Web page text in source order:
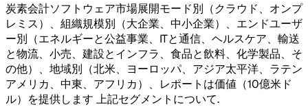
炭素会計ソフトウェア市場展開モード別（クラウド、オンプ
レミス）、組織規模別（大企業、中小企業）、エンドユーザ
ー別（エネルギーと公益事業、ITと通信、ヘルスケア、輸送
と物流、小売、建設とインフラ、食品と飲料、化学製品、そ
の他）、地域別（北米、ヨーロッパ、アジア太平洋、ラテン
アメリカ、中東、アフリカ）、レポートは価値（10億米ド
ル）を提供します 上記セグメントについて.